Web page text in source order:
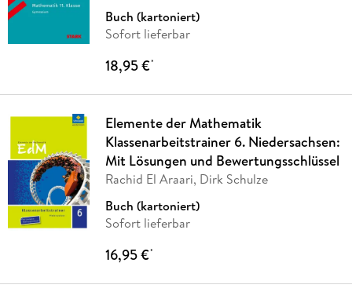
Buch (kartoniert)
Sofort lieferbar
18,95 €*
Elemente der Mathematik
Klassenarbeitstrainer 6. Niedersachsen:
Mit Lösungen und Bewertungsschlüssel
Rachid El Araari, Dirk Schulze
Buch (kartoniert)
Sofort lieferbar
16,95 €*